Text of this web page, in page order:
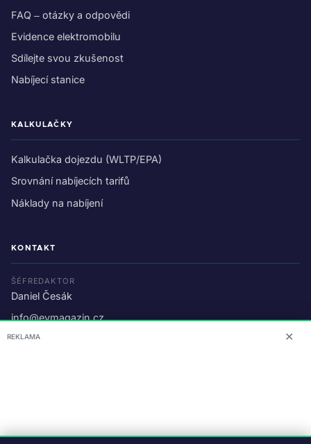
FAQ – otázky a odpovědi
Evidence elektromobilu
Sdílejte svou zkušenost
Nabíjecí stanice
KALKULAČKY
Kalkulačka dojezdu (WLTP/EPA)
Srovnání nabíjecích tarifů
Náklady na nabíjení
KONTAKT
ŠÉFREDAKTOR
Daniel Česák
info@evmagazin.cz
O nás
REKLAMA ✕